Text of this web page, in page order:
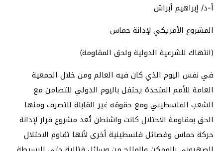
أ-د/ إبراهيم أبراش
المشروع الأمريكي لإدانة حماس
(انتهاك للشرعية الدولية ولحق المقاومة)
في نفس اليوم الذي كان فيه العالم ومن خلال الجمعية
العامة للأمم المتحدة يحتفل باليوم الدولي للتضامن مع
الشعب الفلسطيني ومع حقوقه غير القابلة للتصرف ومنها
الحق بمقاومة الاحتلال كانت واشنطن تُعد مشروع قرار لإدانة
حركة حماس وفصائل فلسطينية أخرى لأنها تقاوم الاحتلال